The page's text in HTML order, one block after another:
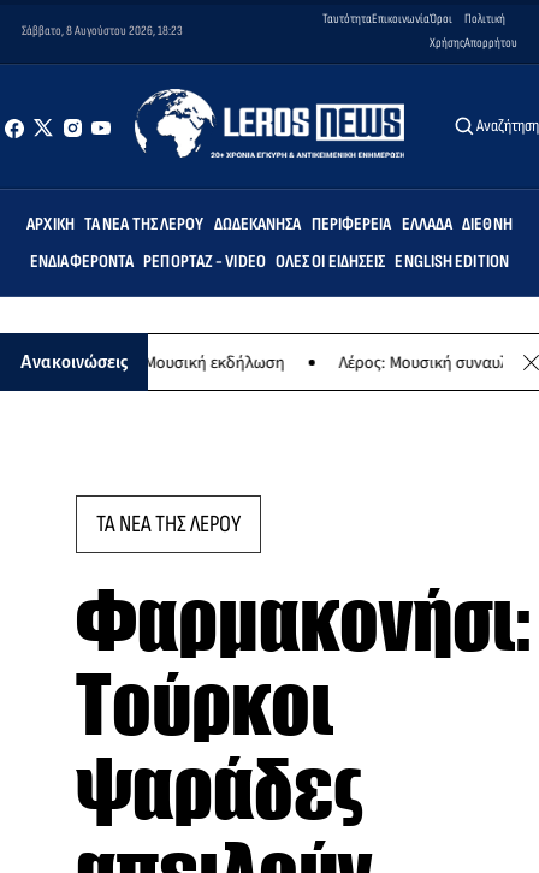
Σάββατο, 8 Αυγούστου 2026, 18:23
ΤαυτότηταΕπικοινωνίαΌροι
Χρήσης
Πολιτική
Απορρήτου
Αναζήτηση
ΑΡΧΙΚΉ ΤΑ ΝΈΑ ΤΗΣ ΛΈΡΟΥ ΔΩΔΕΚΆΝΗΣΑ ΠΕΡΙΦΈΡΕΙΑ ΕΛΛΆΔΑ ΔΙΕΘΝΉ
ΕΝΔΙΑΦΈΡΟΝΤΑ ΡΕΠΟΡΤΆΖ - VIDEO ΌΛΕΣ ΟΙ ΕΙΔΉΣΕΙΣ ENGLISH EDITION
Ανακοινώσεις
Παναγίας - Μουσική εκδήλωση Λέρος: Μουσική συναυλία των
ΤΑ ΝΕΑ ΤΗΣ ΛΕΡΟΥ
Φαρμακονήσι:
Τούρκοι
ψαράδες